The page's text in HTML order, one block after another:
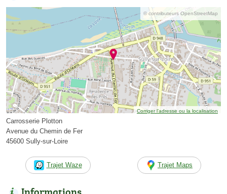
© contributeurs OpenStreetMap
Corriger l’adresse ou la localisation
Carrosserie Plotton
Avenue du Chemin de Fer
45600 Sully-sur-Loire
Trajet Waze Trajet Maps